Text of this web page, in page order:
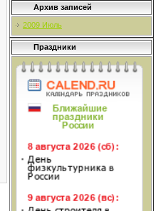
Архив записей
2009 Июль
Праздники